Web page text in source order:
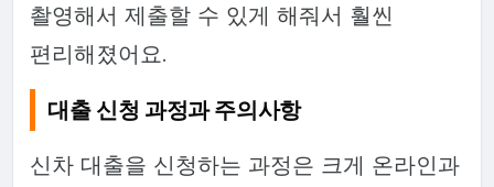
촬영해서 제출할 수 있게 해줘서 훨씬
편리해졌어요.
대출 신청 과정과 주의사항
신차 대출을 신청하는 과정은 크게 온라인과